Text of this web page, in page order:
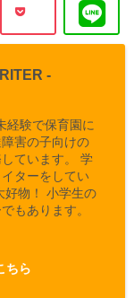
-
経験で保育園に
害の子向けの
ています。 学
ターをしてい
好物！ 小学生の
もあります。
ちら